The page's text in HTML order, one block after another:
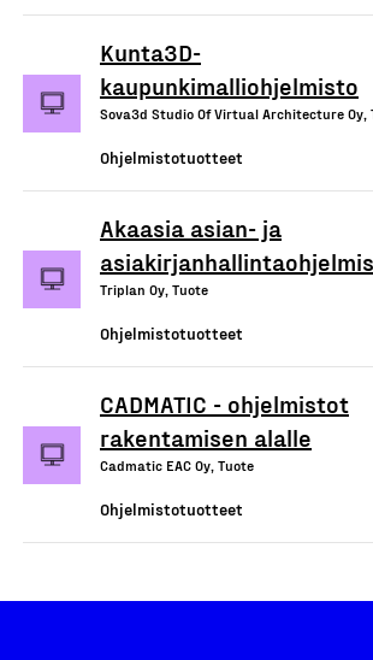
Kunta3D-
kaupunkimalliohjelmisto
Sova3d Studio Of Virtual Architecture Oy,
Ohjelmistotuotteet
Akaasia asian- ja
Triplan Oy, Tuote
Ohjelmistotuotteet
CADMATIC - ohjelmistot
rakentamisen alalle
Cadmatic EAC Oy, Tuote
Ohjelmistotuotteet